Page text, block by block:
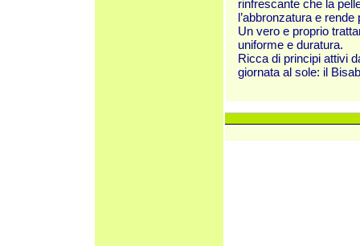
rinfrescante che la
l’abbronzatura e
Un vero e proprio
uniforme e duratura.
Ricca di principi attivi
giornata al sole: il